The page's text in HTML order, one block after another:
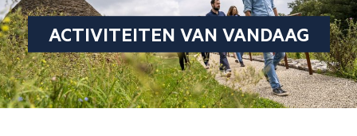
ACTIVITEITEN VAN VANDAAG